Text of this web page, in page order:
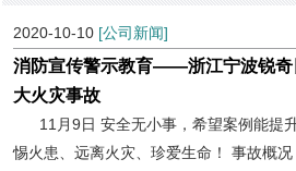
2020-10-10 [公司新闻]
消防宣传警示教育——浙江宁波锐奇
大火灾事故
11月9日 安全无小事，希望案例能提
惕火患、远离火灾、珍爱生命！ 事故概